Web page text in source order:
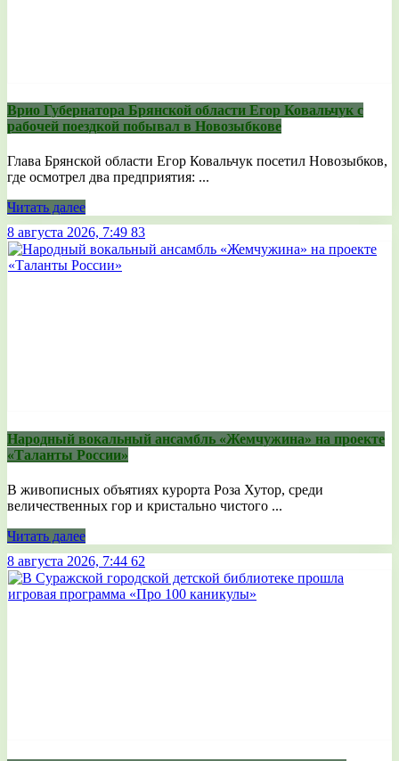
Врио Губернатора Брянской области Егор Ковальчук с
рабочей поездкой побывал в Новозыбкове
Глава Брянской области Егор Ковальчук посетил Новозыбков,
где осмотрел два предприятия: ...
Читать далее
8 августа 2026, 7:49 83
Народный вокальный ансамбль «Жемчужина» на проекте
«Таланты России»
В живописных объятиях курорта Роза Хутор, среди
величественных гор и кристально чистого ...
Читать далее
8 августа 2026, 7:44 62